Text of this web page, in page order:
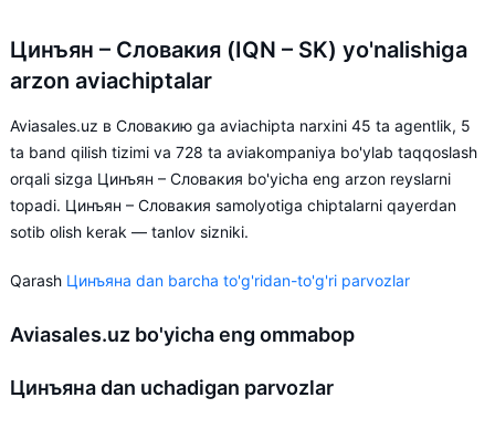
Цинъян – Словакия (IQN – SK) yo'nalishiga
arzon aviachiptalar
Aviasales.uz в Словакию ga aviachipta narxini 45 ta agentlik, 5
ta band qilish tizimi va 728 ta aviakompaniya bo'ylab taqqoslash
orqali sizga Цинъян – Словакия bo'yicha eng arzon reyslarni
topadi. Цинъян – Словакия samolyotiga chiptalarni qayerdan
sotib olish kerak — tanlov sizniki.
Qarash Цинъяна dan barcha to'g'ridan-to'g'ri parvozlar
Aviasales.uz bo'yicha eng ommabop
Цинъяна dan uchadigan parvozlar